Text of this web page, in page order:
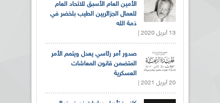
الأمين العام الأسبق للاتحاد العام
للعمال الجزائريين الطيب بلخضر في
ذمة الله
13 أبريل 2020 |
صدور أمر رئاسي يعدل ويتمم الأمر
المتضمن قانون المعاشات
العسكرية
20 أبريل 2021 |